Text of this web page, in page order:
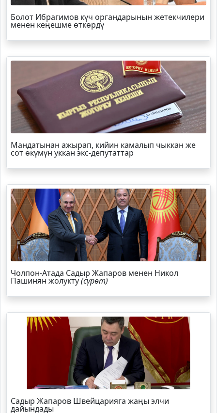
Болот Ибрагимов күч органдарынын жетекчилери
менен кеңешме өткөрдү
Мандатынан ажырап, кийин камалып чыккан же
сот өкүмүн уккан экс-депутаттар
Чолпон-Атада Садыр Жапаров менен Никол
Пашинян жолукту(сүрөт)
Садыр Жапаров Швейцарияга жаңы элчи
дайындады